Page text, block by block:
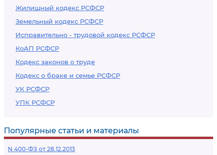
Жилищный кодекс РСФСР
Земельный кодекс РСФСР
Исправительно - трудовой кодекс РСФСР
КоАП РСФСР
Кодекс законов о труде
Кодекс о браке и семье РСФСР
УК РСФСР
УПК РСФСР
Популярные статьи и материалы
N 400-ФЗ от 28.12.2013